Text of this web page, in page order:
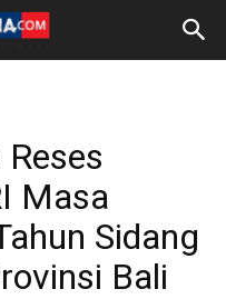
Masa
Sidang
Bali